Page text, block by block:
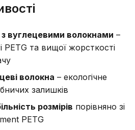
вуглецевими волокнами –
PETG та вищої жорсткості
волокна – екологічне
залишків
розмірів порівняно зі
PETG